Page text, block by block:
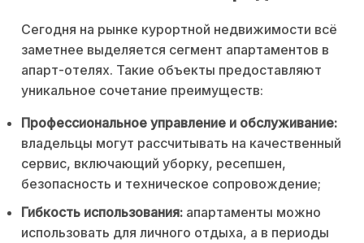
Сегодня на рынке курортной недвижимости всё
заметнее выделяется сегмент апартаментов в
апарт-отелях. Такие объекты предоставляют
уникальное сочетание преимуществ:
Профессиональное управление и обслуживание:
владельцы могут рассчитывать на качественный
сервис, включающий уборку, ресепшен,
безопасность и техническое сопровождение;
Гибкость использования: апартаменты можно
использовать для личного отдыха, а в периоды